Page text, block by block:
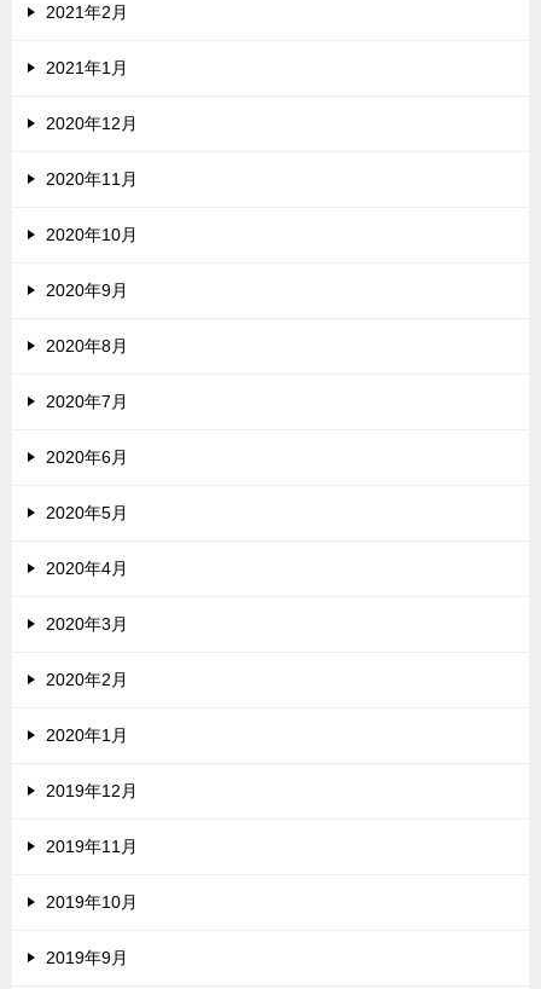
2021年2月
2021年1月
2020年12月
2020年11月
2020年10月
2020年9月
2020年8月
2020年7月
2020年6月
2020年5月
2020年4月
2020年3月
2020年2月
2020年1月
2019年12月
2019年11月
2019年10月
2019年9月